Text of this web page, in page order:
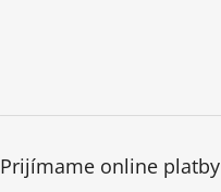
Prijímame online platby